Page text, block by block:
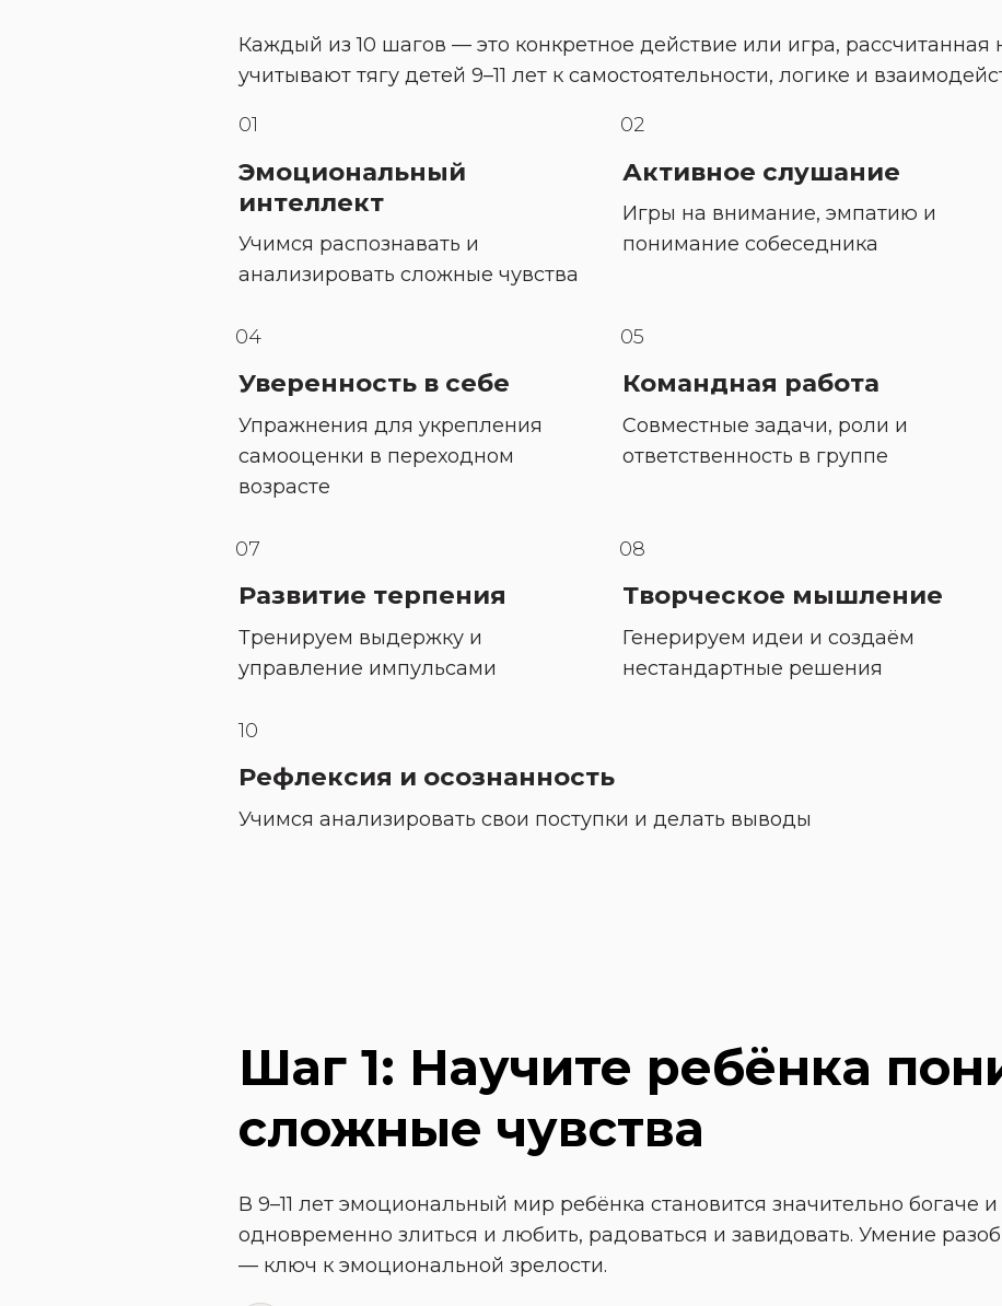
Каждый из 10 шагов — это конкретное действие или игра, рассчитанная
учитывают тягу детей 9–11 лет к самостоятельности, логике и
01
Эмоциональный
интеллект
Учимся распознавать и
анализировать сложные чувства
02
Активное слушание
Игры на внимание, эмпатию и
понимание собеседника
04
Уверенность в себе
Упражнения для укрепления
самооценки в переходном
возрасте
05
Командная работа
Совместные задачи, роли и
ответственность в группе
07
Развитие терпения
Тренируем выдержку и
управление импульсами
08
Творческое мышление
Генерируем идеи и создаём
нестандартные решения
10
Рефлексия и осознанность
Учимся анализировать свои поступки и делать выводы
Шаг 1: Научите ребёнка
сложные чувства
В 9–11 лет эмоциональный мир ребёнка становится значительно богаче
одновременно злиться и любить, радоваться и завидовать. Умение
— ключ к эмоциональной зрелости.